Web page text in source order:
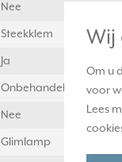
Wij
Om u
voor
Lees
Nee
Steekklem
Ja
Onbehandeld
Nee
Glimlamp